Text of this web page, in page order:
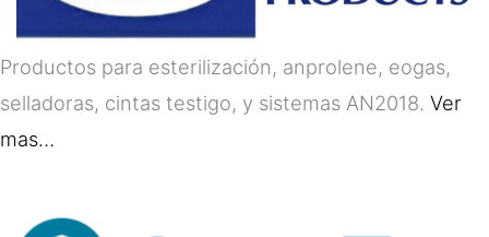
Productos para esterilización, anprolene, eogas,
selladoras, cintas testigo, y sistemas AN2018. Ver
mas…